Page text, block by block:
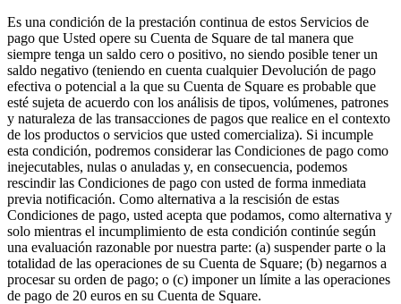
Es una condición de la prestación continua de estos Servicios de
pago que Usted opere su Cuenta de Square de tal manera que
siempre tenga un saldo cero o positivo, no siendo posible tener un
saldo negativo (teniendo en cuenta cualquier Devolución de pago
efectiva o potencial a la que su Cuenta de Square es probable que
esté sujeta de acuerdo con los análisis de tipos, volúmenes, patrones
y naturaleza de las transacciones de pagos que realice en el contexto
de los productos o servicios que usted comercializa). Si incumple
esta condición, podremos considerar las Condiciones de pago como
inejecutables, nulas o anuladas y, en consecuencia, podemos
rescindir las Condiciones de pago con usted de forma inmediata
previa notificación. Como alternativa a la rescisión de estas
Condiciones de pago, usted acepta que podamos, como alternativa y
solo mientras el incumplimiento de esta condición continúe según
una evaluación razonable por nuestra parte: (a) suspender parte o la
totalidad de las operaciones de su Cuenta de Square; (b) negarnos a
procesar su orden de pago; o (c) imponer un límite a las operaciones
de pago de 20 euros en su Cuenta de Square.